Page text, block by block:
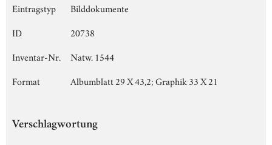
Eintragstyp
Bilddokumente
ID
20738
Inventar-Nr.
Natw. 1544
Format
Albumblatt 29 X 43,2; Graphik 33 X 21
Verschlagwortung